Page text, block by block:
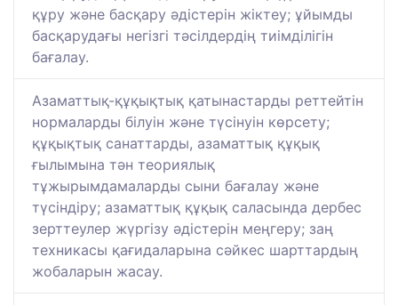
құру және басқару әдістерін жіктеу; ұйымды
басқарудағы негізгі тәсілдердің тиімділігін
бағалау.
Азаматтық-құқықтық қатынастарды реттейтін
нормаларды білуін және түсінуін көрсету;
құқықтық санаттарды, азаматтық құқық
ғылымына тән теориялық
тұжырымдамаларды сыни бағалау және
түсіндіру; азаматтық құқық саласында дербес
зерттеулер жүргізу әдістерін меңгеру; заң
техникасы қағидаларына сәйкес шарттардың
жобаларын жасау.